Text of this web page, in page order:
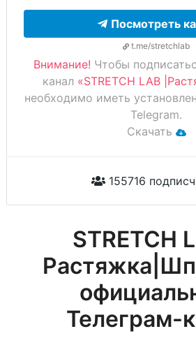
Посмотреть
t.me/stretchlab
Внимание! Чтобы
канал «STRETCH LAB
необходимо иметь
Telegram.
Скачать
155716
STRETCH
Телеграм-